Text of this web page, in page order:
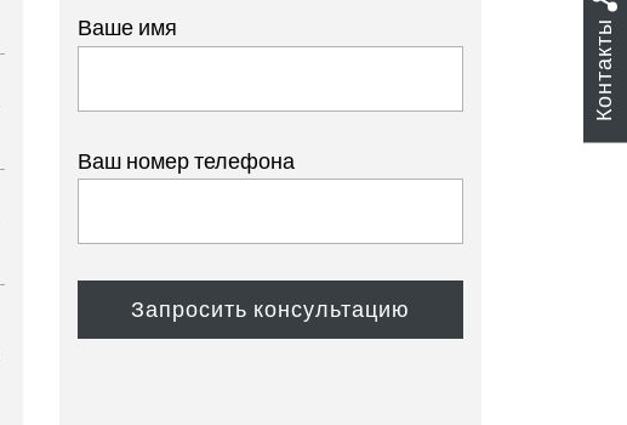
Ваше имя
Ваш номер телефона
Контакты